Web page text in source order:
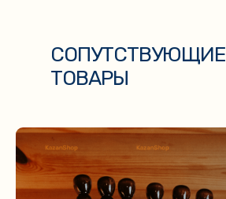
СОПУТСТВУЮЩИЕ
ТОВАРЫ